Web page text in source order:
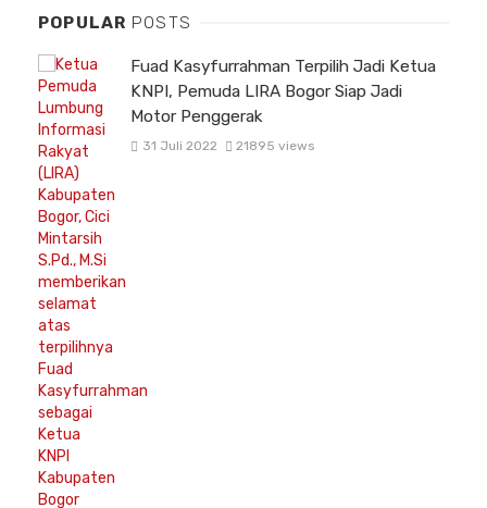
POPULAR POSTS
Fuad Kasyfurrahman Terpilih Jadi Ketua
KNPI, Pemuda LIRA Bogor Siap Jadi
Motor Penggerak
31 Juli 2022 21895 views